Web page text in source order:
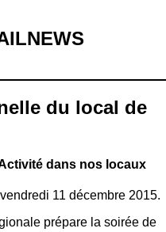
du local de
dans nos locaux
11 décembre 2015.
prépare la soirée de